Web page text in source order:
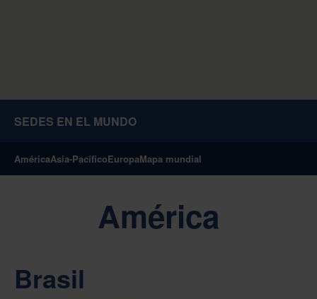
SEDES EN EL MUNDO
AméricaAsia-PacíficoEuropaMapa mundial
América
Brasil